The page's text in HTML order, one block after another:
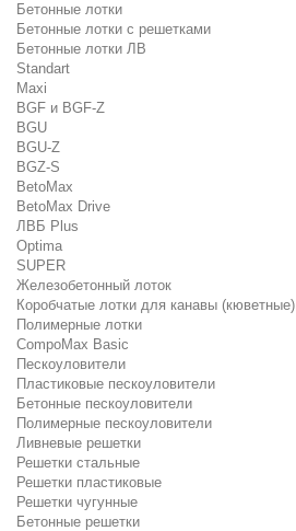
Бетонные лотки
Бетонные лотки с решетками
Бетонные лотки ЛВ
Standart
Maxi
BGF и BGF-Z
BGU
BGU-Z
BGZ-S
BetoMax
BetoMax Drive
ЛВБ Plus
Optima
SUPER
Железобетонный лоток
Коробчатые лотки для канавы (кюветные)
Полимерные лотки
CompoMax Basic
Пескоуловители
Пластиковые пескоуловители
Бетонные пескоуловители
Полимерные пескоуловители
Ливневые решетки
Решетки стальные
Решетки пластиковые
Решетки чугунные
Бетонные решетки